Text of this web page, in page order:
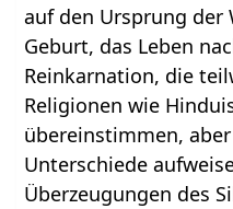
auf den Ursprung der
Geburt, das Leben
Reinkarnation, die
Religionen wie
übereinstimmen,
Unterschiede
Überzeugungen des